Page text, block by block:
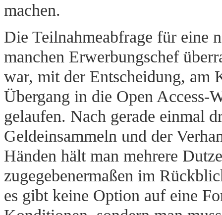
machen.
Die Teilnahmeabfrage für eine
manchen Erwerbungschef
war, mit der Entscheidung, am
Übergang in die Open Access-
gelaufen. Nach gerade einmal
Geldeinsammeln und der
Händen hält man mehrere
zugegebenermaßen im
es gibt keine Option auf eine